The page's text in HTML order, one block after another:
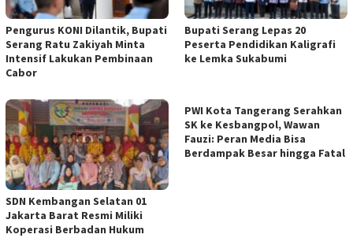
Pengurus KONI Dilantik, Bupati
Serang Ratu Zakiyah Minta
Intensif Lakukan Pembinaan
Cabor
Bupati Serang Lepas 20
Peserta Pendidikan Kaligrafi
ke Lemka Sukabumi
SDN Kembangan Selatan 01
Jakarta Barat Resmi Miliki
Koperasi Berbadan Hukum
PWI Kota Tangerang Serahkan
SK ke Kesbangpol, Wawan
Fauzi: Peran Media Bisa
Berdampak Besar hingga Fatal